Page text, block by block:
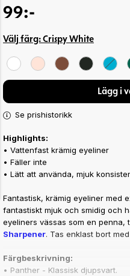
99:-
Välj färg:Crispy White
Lägg i
Se prishistorikk
Highlights:
• Vattenfast krämig eyeliner
• Fäller inte
• Lätt att använda, mjuk
Fantastisk, krämig eyeliner med
fantastiskt mjuk och smidig och
eyeliners vässas som en penna,
Sharpener. Tas enklast bort
Färgbeskrivning:
• Panther - Klassisk djupsvart.